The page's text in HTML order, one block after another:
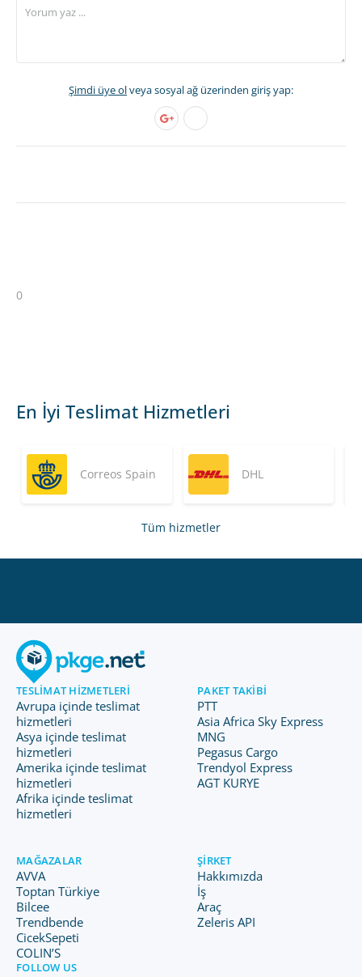
Şimdi üye olveya sosyal ağ üzerinden giriş yap:
En İyi Teslimat Hizmetleri
Correos Spain DHL
Tüm hizmetler
0
TESLIMAT HIZMETLERI
Avrupa içinde teslimat
hizmetleri
Asya içinde teslimat
hizmetleri
Amerika içinde teslimat
hizmetleri
Afrika içinde teslimat
hizmetleri
PAKET TAKIBI
PTT
Asia Africa Sky Express
MNG
Pegasus Cargo
Trendyol Express
AGT KURYE
MAĞAZALAR
AVVA
Toptan Türkiye
Bilcee
Trendbende
CicekSepeti
COLIN’S
ŞIRKET
Hakkımızda
İş
Araç
Zeleris API
FOLLOW US